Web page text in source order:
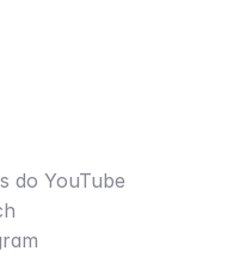
do YouTube